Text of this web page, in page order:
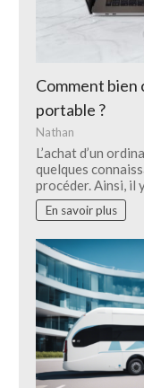
Comment
portable ?
Nathan
L’achat d’un
quelques
procéder. Ainsi, il
En savoir plus